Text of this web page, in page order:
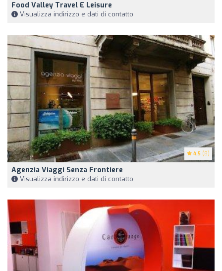
Food Valley Travel E Leisure
Visualizza indirizzo e dati di contatto
4.5 (8)
Agenzia Viaggi Senza Frontiere
Visualizza indirizzo e dati di contatto